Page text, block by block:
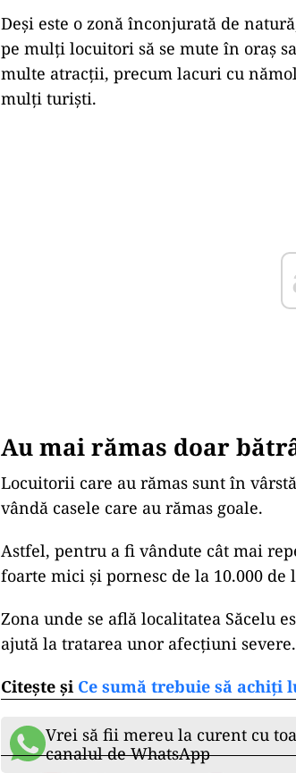
Deși este o zonă înconjurată de
pe mulți locuitori să se mute în oraș
multe atracții, precum lacuri cu
mulți turiști.
Au mai rămas doar
Locuitorii care au rămas sunt în
vândă casele care au rămas goale.
Astfel, pentru a fi vândute cât mai
foarte mici și pornesc de la 10.000
Zona unde se află localitatea Săcelu
ajută la tratarea unor afecțiuni severe.
Citește și Ce sumă trebuie să achiți
Vrei să fii mereu la curent cu
canalul de WhatsApp